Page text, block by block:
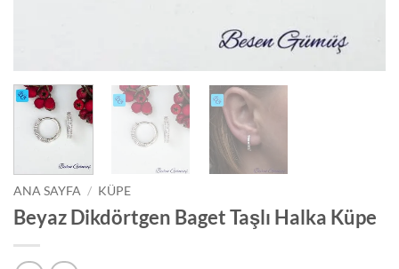
ANA SAYFA / KÜPE
Beyaz Dikdörtgen Baget Taşlı Halka Küpe